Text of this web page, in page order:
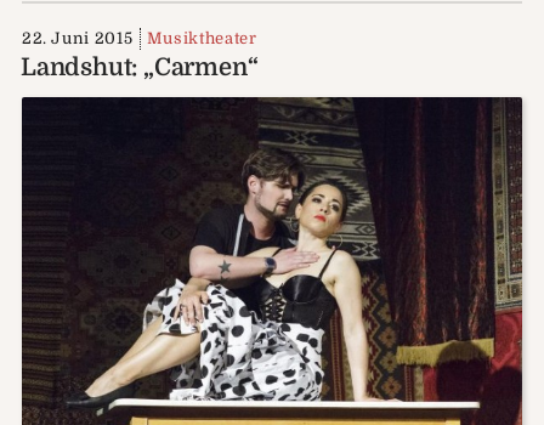
22. Juni 2015 Musiktheater
Landshut: „Carmen“